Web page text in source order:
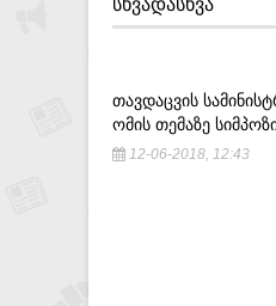
ᲗᲐᲕᲓᲐᲪᲕᲘᲡ
ᲝᲛᲘᲡ ᲗᲔᲛᲐᲖᲔ
12-06-2018, 12:43